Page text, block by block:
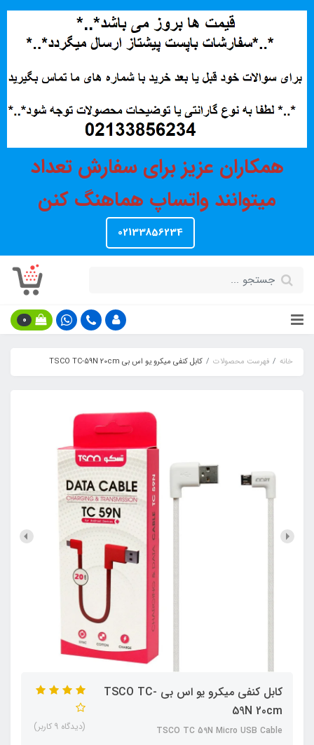
همکاران عزیز برای سفارش تعداد
میتوانند واتساپ هماهنگ کنن
02133856234
0
خانه فهرست محصولات کابل کنفی میکرو یو اس بی TSCO TC-59N 20cm
کابل کنفی میکرو یو اس بی TSCO TC-
59N 20cm
TSCO TC 59N Micro USB Cable (دیدگاه 9 کاربر)